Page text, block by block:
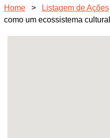
Home > Listagem de Ações
como um ecossistema